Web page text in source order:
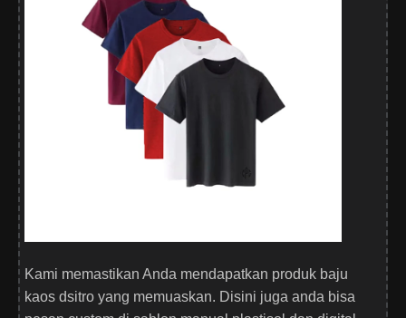
Kami memastikan Anda mendapatkan produk baju
kaos dsitro yang memuaskan. Disini juga anda bisa